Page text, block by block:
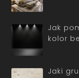
Jak
kolor
Jaki